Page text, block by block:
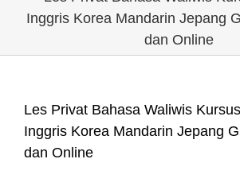
Inggris Korea Mandarin Jepang
dan Online
Les Privat Bahasa Waliwis
Inggris Korea Mandarin Jepang
dan Online